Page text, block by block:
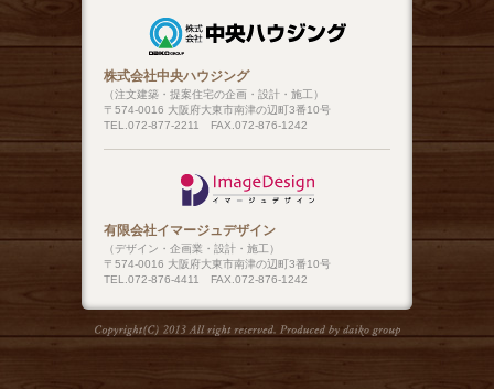
株式会社中央ハウジング
（注文建築・提案住宅の企画・設計・施工）
〒574-0016 大阪府大東市南津の辺町3番10号
TEL.072-877-2211 FAX.072-876-1242
有限会社イマージュデザイン
（デザイン・企画業・設計・施工）
〒574-0016 大阪府大東市南津の辺町3番10号
TEL.072-876-4411 FAX.072-876-1242
Copyright(C)